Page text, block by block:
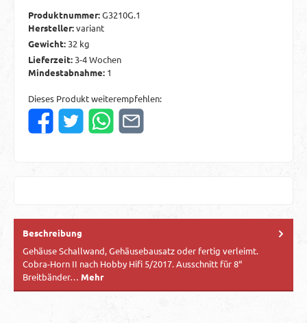
Produktnummer:G3210G.1
Hersteller:variant
Gewicht: 32 kg
Lieferzeit: 3-4 Wochen
Mindestabnahme: 1
Dieses Produkt weiterempfehlen:
Beschreibung
Gehäuse Schallwand, Gehäusebausatz oder fertig verleimt.
Cobra-Horn II nach Hobby Hifi 5/2017. Ausschnitt für 8“
Breitbänder… Mehr